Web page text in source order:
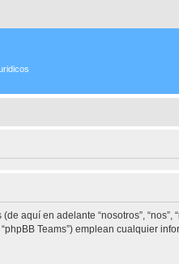
aquí en adelante “nosotros”, “nos”,
“phpBB Teams”) emplean cualquier